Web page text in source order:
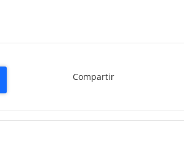
Compartir